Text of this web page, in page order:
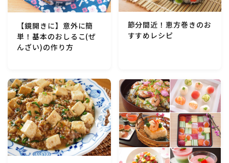
【鏡開きに】意外に簡
単！基本のおしるこ(ぜ
んざい)の作り方
節分間近！恵方巻きのお
すすめレシピ